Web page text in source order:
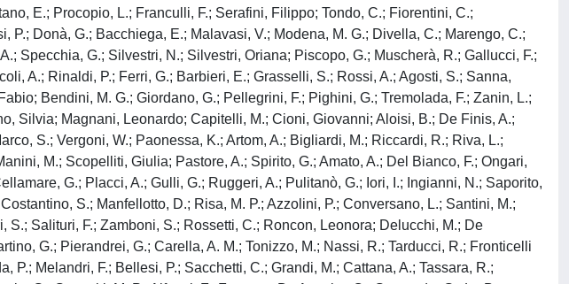
E.; Procopio, L.; Franculli, F.; Serafini, Filippo; Tondo, C.; Fiorentini, C.;
Donà, G.; Bacchiega, E.; Malavasi, V.; Modena, M. G.; Divella, C.; Marengo, C.;
Specchia, G.; Silvestri, N.; Silvestri, Oriana; Piscopo, G.; Muscherà, R.; Gallucci, F.;
A.; Rinaldi, P.; Ferri, G.; Barbieri, E.; Grasselli, S.; Rossi, A.; Agosti, S.; Sanna,
Bendini, M. G.; Giordano, G.; Pellegrini, F.; Pighini, G.; Tremolada, F.; Zanin, L.;
Silvia; Magnani, Leonardo; Capitelli, M.; Cioni, Giovanni; Aloisi, B.; De Finis, A.;
S.; Vergoni, W.; Paonessa, K.; Artom, A.; Bigliardi, M.; Riccardi, R.; Riva, L.;
M.; Scopelliti, Giulia; Pastore, A.; Spirito, G.; Amato, A.; Del Bianco, F.; Ongari,
G.; Placci, A.; Gulli, G.; Ruggeri, A.; Pulitanò, G.; Iori, I.; Ingianni, N.; Saporito,
S.; Manfellotto, D.; Risa, M. P.; Azzolini, P.; Conversano, L.; Santini, M.;
Salituri, F.; Zamboni, S.; Rossetti, C.; Roncon, Leonora; Delucchi, M.; De
G.; Pierandrei, G.; Carella, A. M.; Tonizzo, M.; Nassi, R.; Tarducci, R.; Fronticelli
Melandri, F.; Bellesi, P.; Sacchetti, C.; Grandi, M.; Cattana, A.; Tassara, R.;